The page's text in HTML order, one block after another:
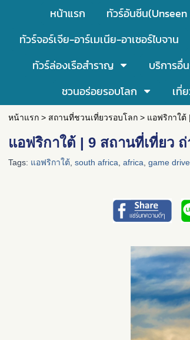
หน้าแรก ทัวร์อันซีน
ทัวร์จอร์เจีย-อาร์เมเนีย-อาเซอร์ไบจาน
ทัวร์ล่องเรือสำราญ
บริการอื่
ชวนอร่อยรอบโลก
เที่
หน้าแรก> สถานที่ชวนเที่ยวรอบโลก> แอฟริกาใต้
แอฟริกาใต้ | 9 สถานที่เที่ยว
Tags: แอฟริกาใต้ south africa africa game drive